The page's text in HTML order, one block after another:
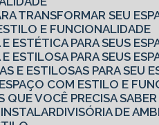
TRANSFORMAR SEU
E FUNCIONALIDADE
ESTÉTICA PARA SEUS
ESTILOSA PARA SEUS
E ESTILOSAS PARA SEU
COM ESTILO E
QUE VOCÊ PRECISA SABER
DIVISÓRIA DE